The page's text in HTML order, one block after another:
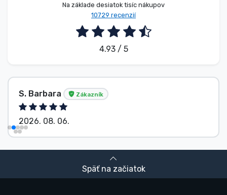
Na základe desiatok tisíc nákupov
10729 recenzií
4.93 / 5
S. Barbara Zákazník
2026. 08. 06.
Späť na začiatok